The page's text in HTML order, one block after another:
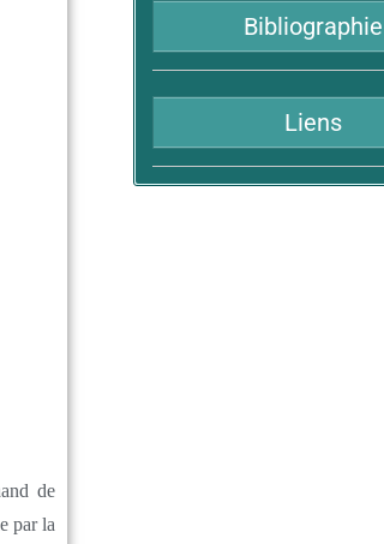
de
par la
Bibliographie
Liens